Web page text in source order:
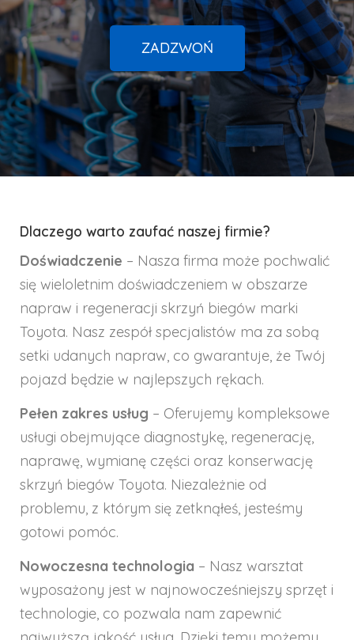
ZADZWOŃ
Dlaczego warto zaufać naszej firmie?
Doświadczenie – Nasza firma może pochwalić
się wieloletnim doświadczeniem w obszarze
napraw i regeneracji skrzyń biegów marki
Toyota. Nasz zespół specjalistów ma za sobą
setki udanych napraw, co gwarantuje, że Twój
pojazd będzie w najlepszych rękach.
Pełen zakres usług – Oferujemy kompleksowe
usługi obejmujące diagnostykę, regenerację,
naprawę, wymianę części oraz konserwację
skrzyń biegów Toyota. Niezależnie od
problemu, z którym się zetknąłeś, jesteśmy
gotowi pomóc.
Nowoczesna technologia – Nasz warsztat
wyposażony jest w najnowocześniejszy sprzęt i
technologie, co pozwala nam zapewnić